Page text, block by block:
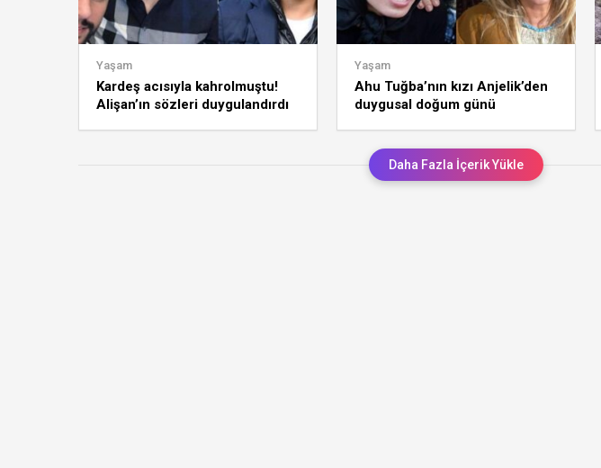
Yaşam
Kardeş acısıyla kahrolmuştu!
Alişan’ın sözleri duygulandırdı
Yaşam
Ahu Tuğba’nın kızı Anjelik’den
duygusal doğum günü
Daha Fazla İçerik Yükle